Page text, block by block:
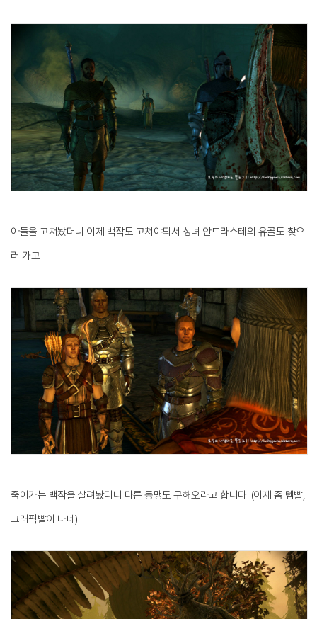
아들을 고쳐놨더니 이제 백작도 고쳐야되서 성녀 안드라스테의 유골도 찾으
러 가고
죽어가는 백작을 살려놨더니 다른 동맹도 구해오라고 합니다. (이제 좀 템빨,
그래픽빨이 나네)